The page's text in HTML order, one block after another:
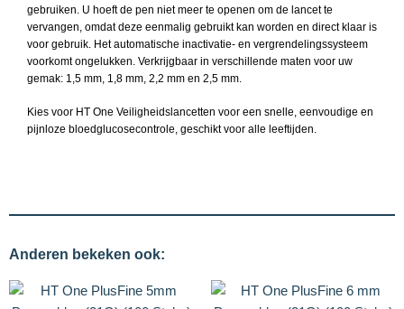
gebruiken. U hoeft de pen niet meer te openen om de lancet te
vervangen, omdat deze eenmalig gebruikt kan worden en direct klaar is
voor gebruik. Het automatische inactivatie- en vergrendelingssysteem
voorkomt ongelukken. Verkrijgbaar in verschillende maten voor uw
gemak: 1,5 mm, 1,8 mm, 2,2 mm en 2,5 mm.
Kies voor HT One Veiligheidslancetten voor een snelle, eenvoudige en
pijnloze bloedglucosecontrole, geschikt voor alle leeftijden.
Anderen bekeken ook: